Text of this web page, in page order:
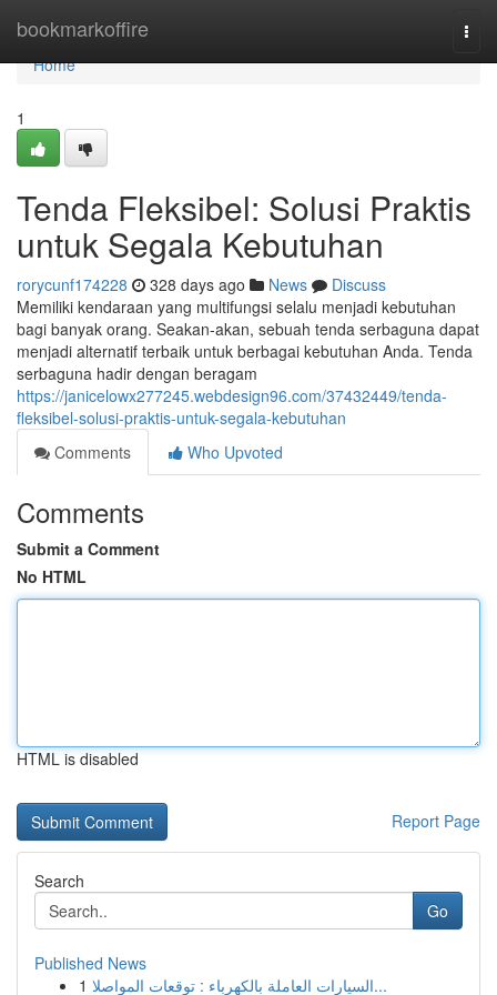
bookmarkoffire
Home
Home
1
Tenda Fleksibel: Solusi Praktis
untuk Segala Kebutuhan
rorycunf174228 328 days ago News
Discuss
Memiliki kendaraan yang multifungsi selalu menjadi kebutuhan
bagi banyak orang. Seakan-akan, sebuah tenda serbaguna dapat
menjadi alternatif terbaik untuk berbagai kebutuhan Anda. Tenda
serbaguna hadir dengan beragam
https://janicelowx277245.webdesign96.com/37432449/tenda-
fleksibel-solusi-praktis-untuk-segala-kebutuhan
Comments
Who Upvoted
Comments
Submit a Comment
No HTML
HTML is disabled
Report Page
Search
Go
Published News
1
السيارات العاملة بالكهرباء : توقعات المواصلا...